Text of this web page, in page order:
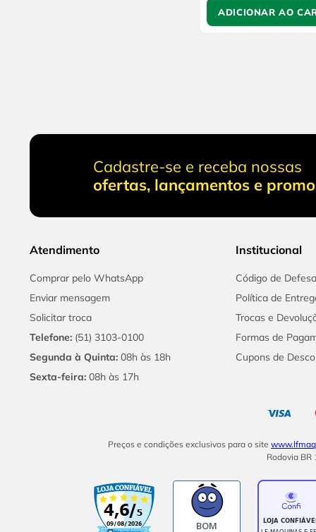
ADICIONAR AO
Cadastre-se e receba nossas
ofertas, lançamentos e
Atendimento
Comprar pelo WhatsApp
Enviar mensagem
Solicitar troca
Telefone: (51) 3103-0100
Segunda à Quinta: 08h às 18h
Sexta-feira: 08h às 17h
Institucional
Código de
Política de
Trocas e
Formas de
Cupons de
Preços e condições exclusivos para o site
Rodovia BR
BOM